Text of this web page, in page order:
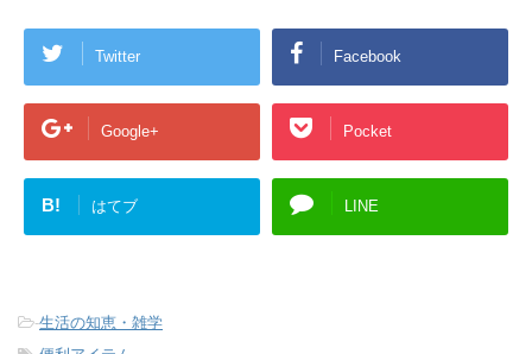
Twitter Facebook
Google+ Pocket
B! はてブ LINE
-生活の知恵・雑学